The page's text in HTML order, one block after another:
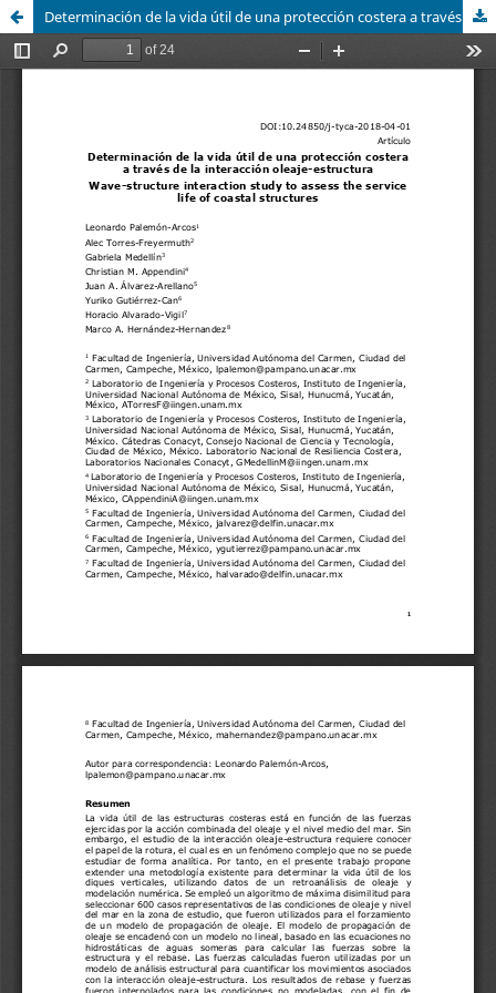
Determinación de la vida útil de una protección costera a través de la interacción oleaje-estructura